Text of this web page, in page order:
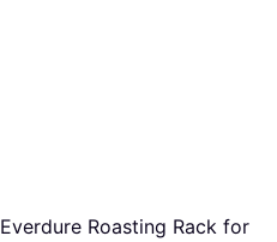
Everdure Roasting Rack for